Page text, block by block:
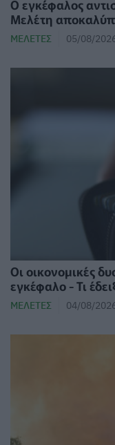
Ο εγκέφαλος
Μελέτη
ΜΕΛΈΤΕΣ 05/08/
Οι οικονομικές
εγκέφαλο - Τι
ΜΕΛΈΤΕΣ 04/08/